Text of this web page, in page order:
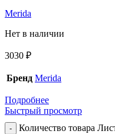
Merida
Нет в наличии
3030 ₽
Бренд Merida
Подробнее
Быстрый просмотр
Количество товара